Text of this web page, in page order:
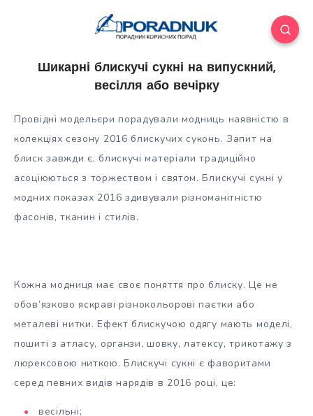
Шикарні блискучі сукні на випускний,
весілля або вечірку
Провідні модельєри порадували модниць наявністю в
колекціях сезону 2016 блискучих суконь. Запит на
блиск завжди є, блискучі матеріали традиційно
асоціюються з торжеством і святом. Блискучі сукні у
модних показах 2016 здивували різноманітністю
фасонів, тканин і стилів.
Кожна модниця має своє поняття про блиску. Це не
обов’язково яскраві різнокольорові паєтки або
металеві нитки. Ефект блискучою одягу мають моделі,
пошиті з атласу, органзи, шовку, латексу, трикотажу з
люрексовою ниткою. Блискучі сукні є фаворитами
серед певних видів нарядів в 2016 році, це:
весільні;